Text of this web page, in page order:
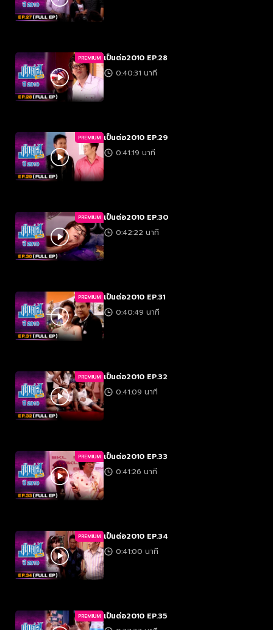
PREMIUM เป็นต่อ2010 EP.28
0:40:31 นาที
PREMIUM เป็นต่อ2010 EP.29
0:41:19 นาที
PREMIUM เป็นต่อ2010 EP.30
0:42:22 นาที
PREMIUM เป็นต่อ2010 EP.31
0:40:49 นาที
PREMIUM เป็นต่อ2010 EP.32
0:41:09 นาที
PREMIUM เป็นต่อ2010 EP.33
0:41:26 นาที
PREMIUM เป็นต่อ2010 EP.34
0:41:00 นาที
PREMIUM เป็นต่อ2010 EP.35